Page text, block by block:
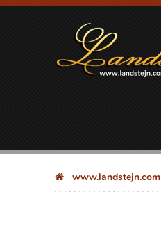
www.landstejn.com